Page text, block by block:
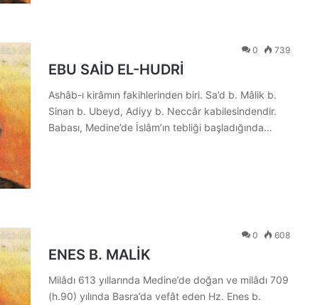
0 739
EBU SAİD EL-HUDRİ
Ashâb-ı kirâmın fakihlerinden biri. Sa’d b. Mâlik b.
Sinan b. Ubeyd, Adiyy b. Neccâr kabilesindendir.
Babası, Medine’de İslâm’ın tebliği başladığında…
0 608
ENES B. MALİK
Milâdı 613 yıllarında Medine’de doğan ve milâdı 709
(h.90) yılında Basra’da vefât eden Hz. Enes b.